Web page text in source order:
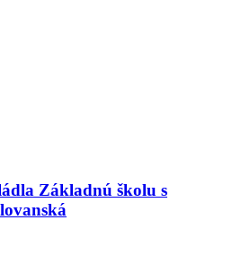
Základnú školu s